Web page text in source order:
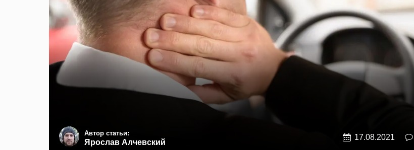
Автор статьи:
Ярослав Алчевский
17.08.2021